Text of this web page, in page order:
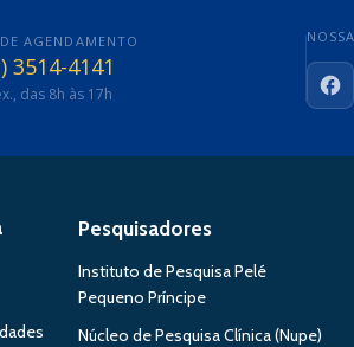
AGENDAMENTO
3514-4141
das 8h às 17h
Pesquisadores
Instituto de Pesquisa Pelé
Pequeno Príncipe
Núcleo de Pesquisa Clínica (Nupe)